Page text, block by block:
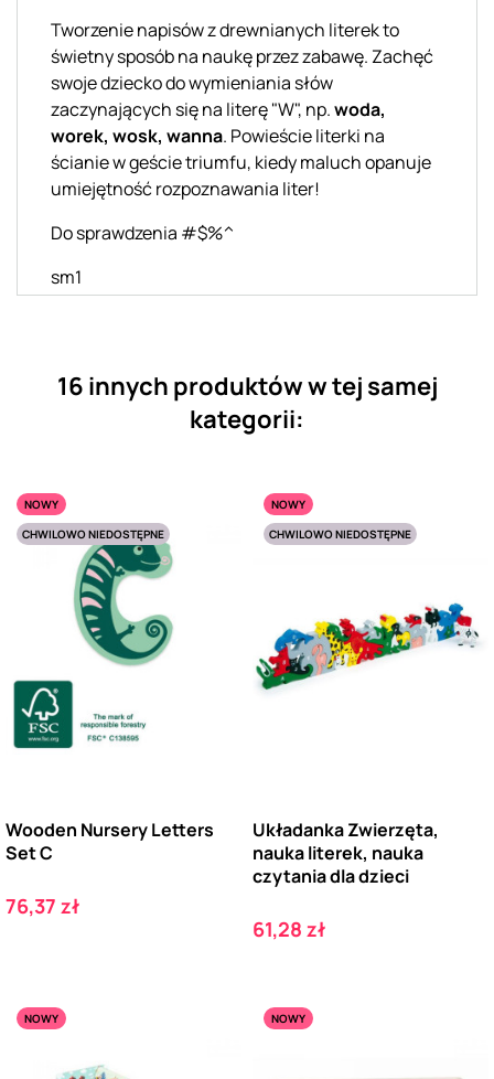
Tworzenie napisów z drewnianych literek to
świetny sposób na naukę przez zabawę. Zachęć
swoje dziecko do wymieniania słów
zaczynających się na literę "W", np.woda,
worek, wosk, wanna. Powieście literki na
ścianie w geście triumfu, kiedy maluch opanuje
umiejętność rozpoznawania liter!
Do sprawdzenia #$%^
sm1
16 innych produktów w tej samej
kategorii:
NOWY
CHWILOWO NIEDOSTĘPNE
Wooden Nursery Letters
Set C
Cena
76,37 zł
NOWY
CHWILOWO NIEDOSTĘPNE
Układanka Zwierzęta,
nauka literek, nauka
czytania dla dzieci
Cena
61,28 zł
NOWY NOWY